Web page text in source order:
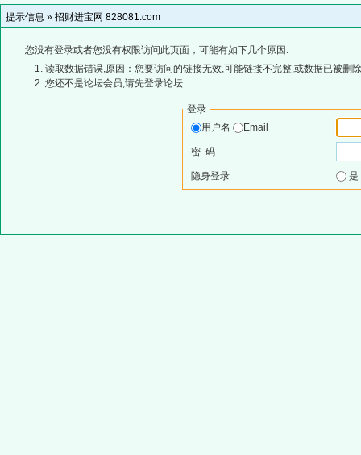
提示信息 » 招财进宝网 828081.com
您没有登录或者您没有权限访问此页面，可能有如下几个原因:
读取数据错误,原因：您要访问的链接无效,可能链接不完整,或数据已被删
您还不是论坛会员,请先登录论坛
登录
用户名
Email
密 码
隐身登录